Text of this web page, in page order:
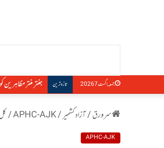
جمعہ, اگست 7 2026 تازہ ترین جنتر منتر
سرورق/آزاد کشمیر/
APHC-AJK
/
APHC-AJK